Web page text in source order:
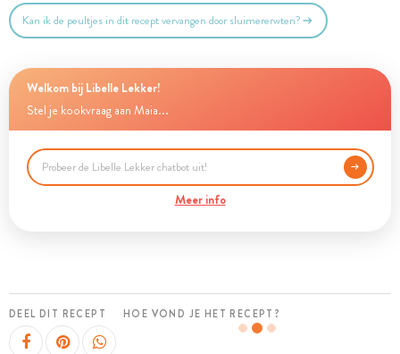
Kan ik de peultjes in dit recept vervangen door sluimererwten?
Welkom bij Libelle Lekker!
Stel je kookvraag aan Maia...
Meer info
DEEL DIT RECEPT HOE VOND JE HET RECEPT?